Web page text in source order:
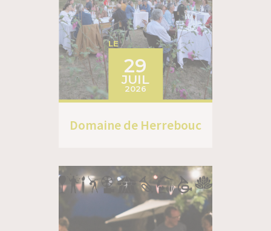
LE
29
JUIL
2026
Domaine de Herrebouc